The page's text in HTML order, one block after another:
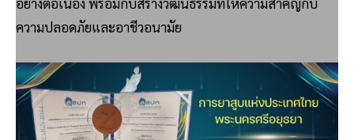
ความปลอดภัยและอาชีวอนามัย